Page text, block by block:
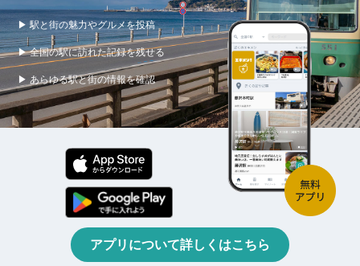
▶ 駅と街の魅力やグルメを投稿
▶ 全国の駅に訪れた記録を残せる
▶ あらゆる駅と街の情報を確認
アプリについて詳しくはこちら